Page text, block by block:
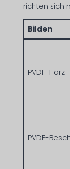
richten sich
Bilden
PVDF-Harz
PVDF-